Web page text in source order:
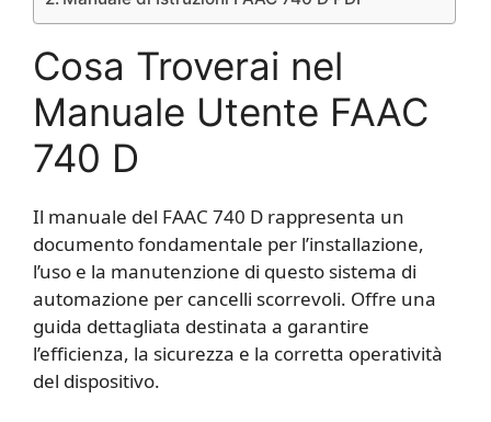
Cosa Troverai nel
Manuale Utente FAAC
740 D
Il manuale del FAAC 740 D rappresenta un
documento fondamentale per l’installazione,
l’uso e la manutenzione di questo sistema di
automazione per cancelli scorrevoli. Offre una
guida dettagliata destinata a garantire
l’efficienza, la sicurezza e la corretta operatività
del dispositivo.